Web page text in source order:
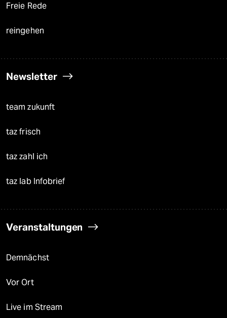
Freie Rede
reingehen
Newsletter
team zukunft
taz frisch
taz zahl ich
taz lab Infobrief
Veranstaltungen
Demnächst
Vor Ort
Live im Stream